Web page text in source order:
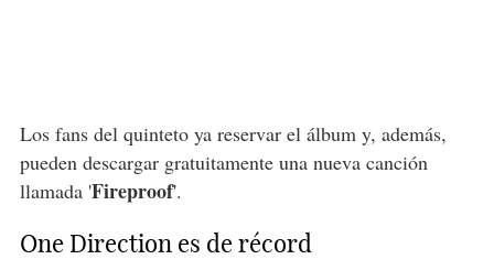
Los fans del quinteto ya reservar el álbum y, además,
pueden descargar gratuitamente una nueva canción
llamada 'Fireproof'.
One Direction es de récord